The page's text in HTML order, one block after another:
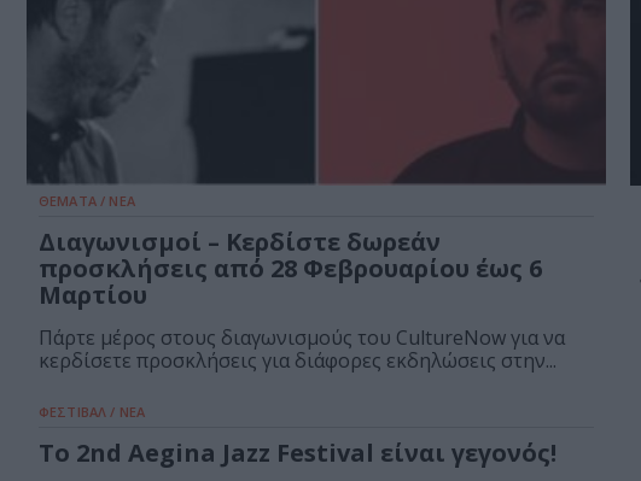
ΘΕΜΑΤΑ / ΝΕΑ
Διαγωνισμοί – Κερδίστε δωρεάν
προσκλήσεις από 28 Φεβρουαρίου έως 6
Μαρτίου
Πάρτε μέρος στους διαγωνισμούς του CultureNow για να
κερδίσετε προσκλήσεις για διάφορες εκδηλώσεις στην...
ΦΕΣΤΙΒΑΛ / ΝΕΑ
Το 2nd Aegina Jazz Festival είναι γεγονός!